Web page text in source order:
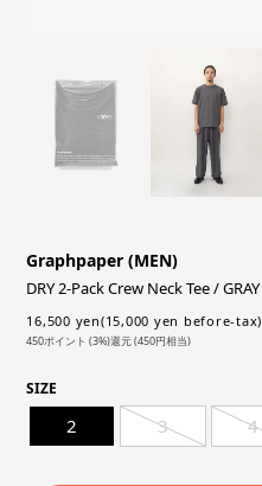
Graphpaper (MEN)
DRY 2-Pack Crew Neck Tee / GRAY
16,500 yen(15,000 yen before-tax)
450ポイント (3%)還元 (450円相当)
SIZE
2 3 4